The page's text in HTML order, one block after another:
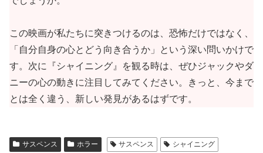
この映画が私たちに突きつけるのは、恐怖だけではなく、
「自分自身の心とどう向き合うか」という深い問いかけで
す。次に『シャイニング』を観る時は、ぜひジャックやダ
ニーの心の動きに注目してみてください。きっと、今まで
とは全く違う、新しい発見があるはずです。
サスペンス ホラー サスペンス
シャイニング